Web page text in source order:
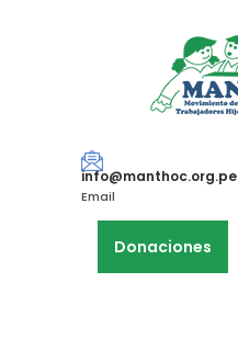
info@manthoc.org.pe
Email
Donaciones